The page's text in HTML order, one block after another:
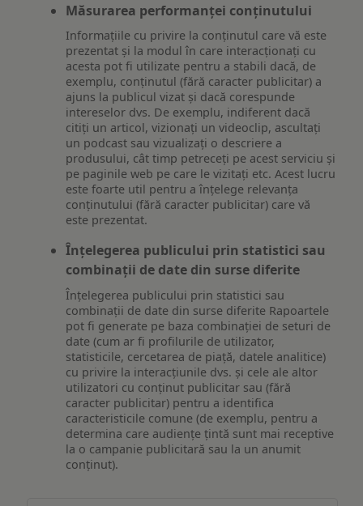
Măsurarea performanței conținutului
Informațiile cu privire la conținutul care vă este
prezentat și la modul în care interacționați cu
acesta pot fi utilizate pentru a stabili dacă, de
exemplu, conținutul (fără caracter publicitar) a
ajuns la publicul vizat și dacă corespunde
intereselor dvs. De exemplu, indiferent dacă
citiți un articol, vizionați un videoclip, ascultați
un podcast sau vizualizați o descriere a
produsului, cât timp petreceți pe acest serviciu și
pe paginile web pe care le vizitați etc. Acest lucru
este foarte util pentru a înțelege relevanța
conținutului (fără caracter publicitar) care vă
este prezentat.
Înțelegerea publicului prin statistici sau
combinații de date din surse diferite
Înțelegerea publicului prin statistici sau
combinații de date din surse diferite Rapoartele
pot fi generate pe baza combinației de seturi de
date (cum ar fi profilurile de utilizator,
statisticile, cercetarea de piață, datele analitice)
cu privire la interacțiunile dvs. și cele ale altor
utilizatori cu conținut publicitar sau (fără
caracter publicitar) pentru a identifica
caracteristicile comune (de exemplu, pentru a
determina care audiențe țintă sunt mai receptive
la o campanie publicitară sau la un anumit
conținut).